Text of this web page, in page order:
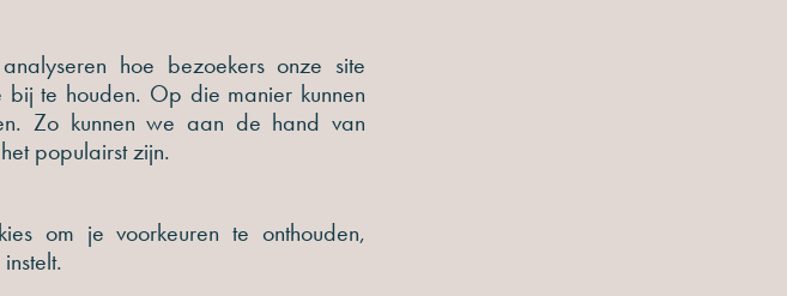
hoe bezoekers onze site
te houden. Op die manier kunnen
Zo kunnen we aan de hand van
populairst zijn.
om je voorkeuren te onthouden,